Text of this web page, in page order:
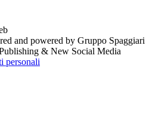
and powered by Gruppo Spaggiari
& New Social Media
personali